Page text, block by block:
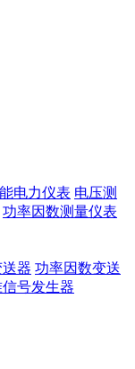
电力仪表 电压测
功率因数测量仪表
器 功率因数变送
号发生器